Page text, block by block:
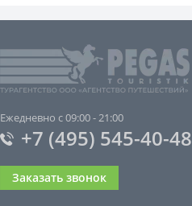
Ежедневно с 09:00 - 21:00
+7 (495) 545-40-48
Заказать звонок